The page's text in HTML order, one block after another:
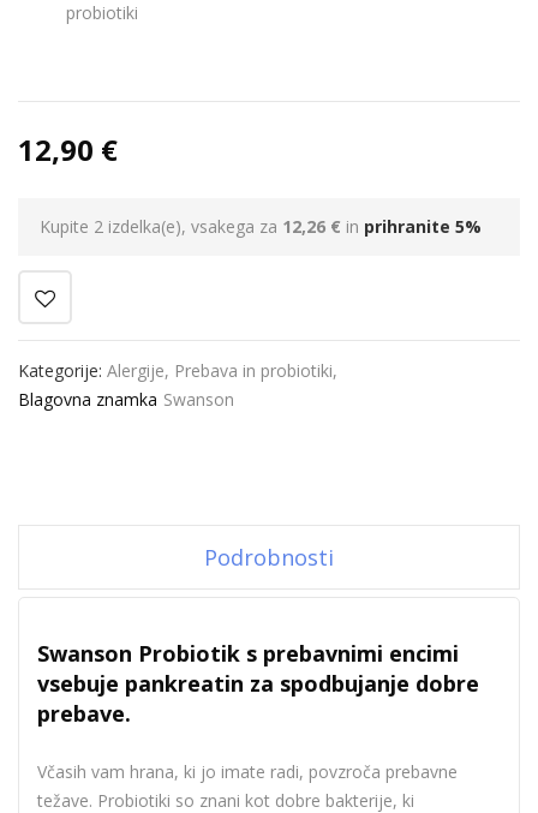
probiotiki
12,90 €
Kupite 2 izdelka(e), vsakega za 12,26 € in prihranite 5%
Kategorije: Alergije, Prebava in probiotiki,
Blagovna znamka Swanson
Podrobnosti
Swanson Probiotik s prebavnimi encimi
vsebuje pankreatin za spodbujanje dobre
prebave.
Včasih vam hrana, ki jo imate radi, povzroča prebavne
težave. Probiotiki so znani kot dobre bakterije, ki